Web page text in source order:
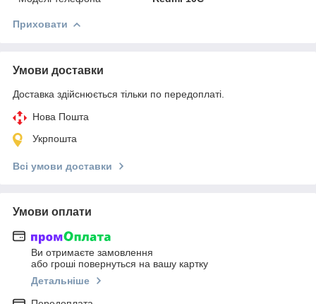
Приховати
Умови доставки
Доставка здійснюється тільки по передоплаті.
Нова Пошта
Укрпошта
Всі умови доставки
Умови оплати
Ви отримаєте замовлення
або гроші повернуться на вашу картку
Детальніше